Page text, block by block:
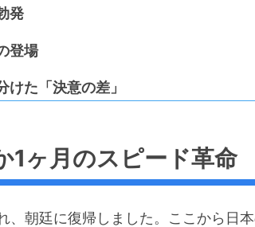
発
登場
た「決意の差」
1ヶ月のスピード革命
、朝廷に復帰しました。ここから日